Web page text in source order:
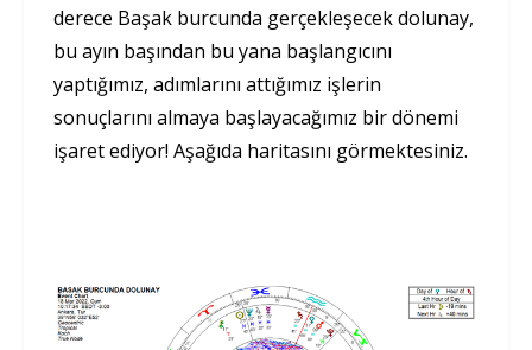
derece Başak burcunda gerçekleşecek dolunay,
bu ayın başından bu yana başlangıcını
yaptığımız, adımlarını attığımız işlerin
sonuçlarını almaya başlayacağımız bir dönemi
işaret ediyor! Aşağıda haritasını görmektesiniz.